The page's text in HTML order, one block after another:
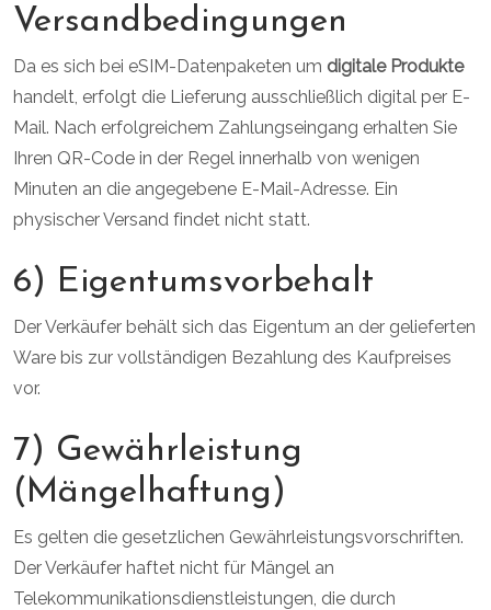
Versandbedingungen
Da es sich bei eSIM-Datenpaketen um digitale Produkte
handelt, erfolgt die Lieferung ausschließlich digital per E-
Mail. Nach erfolgreichem Zahlungseingang erhalten Sie
Ihren QR-Code in der Regel innerhalb von wenigen
Minuten an die angegebene E-Mail-Adresse. Ein
physischer Versand findet nicht statt.
6) Eigentumsvorbehalt
Der Verkäufer behält sich das Eigentum an der gelieferten
Ware bis zur vollständigen Bezahlung des Kaufpreises
vor.
7) Gewährleistung
(Mängelhaftung)
Es gelten die gesetzlichen Gewährleistungsvorschriften.
Der Verkäufer haftet nicht für Mängel an
Telekommunikationsdienstleistungen, die durch